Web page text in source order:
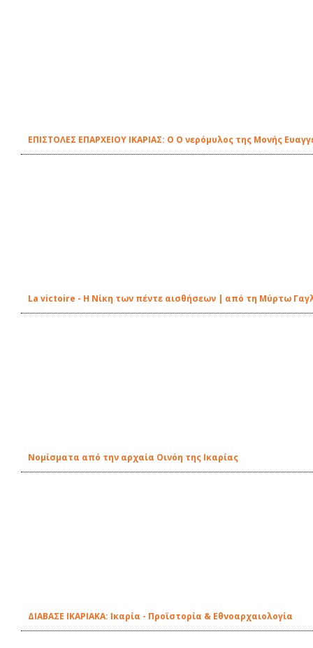
ΕΠΙΣΤΟΛΕΣ ΕΠΑΡΧΕΙΟΥ ΙΚΑΡΙΑΣ: Ο Ο νερόμυλος της Μονής
La victoire - Η Νίκη των πέντε αισθήσεων | από τη Μύρτω
Νομίσματα από την αρχαία Οινόη της Ικαρίας
ΔΙΑΒΑΣΕ ΙΚΑΡΙΑΚΑ: Ικαρία - Προϊστορία & Εθνοαρχαιολογία